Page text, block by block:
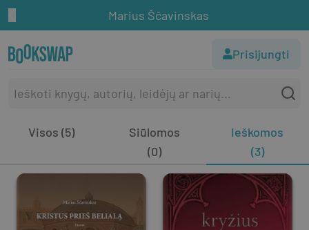
Marius Ščavinskas
Prisijungti
Visos (5)
Siūlomos
(0)
Ieškomos
(3)